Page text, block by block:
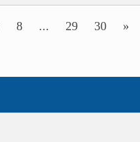
8 ... 29 30 »